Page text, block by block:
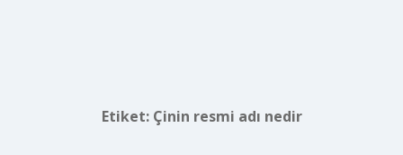
Etiket: Çinin resmi adı nedir